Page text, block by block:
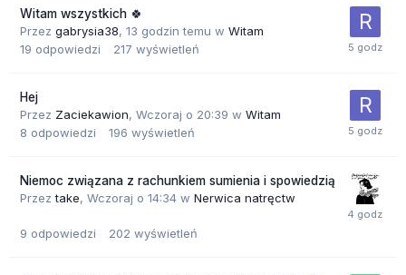
Witam wszystkich 🍀
Przez gabrysia38, 13 godzin temu w Witam
19 odpowiedzi 217 wyświetleń
Hej
Przez Zaciekawion, Wczoraj o 20:39 w Witam
8 odpowiedzi 196 wyświetleń
Niemoc związana z rachunkiem sumienia i spowiedzią
Przeztake, Wczoraj o 14:34 w Nerwica natręctw
9 odpowiedzi 202 wyświetleń